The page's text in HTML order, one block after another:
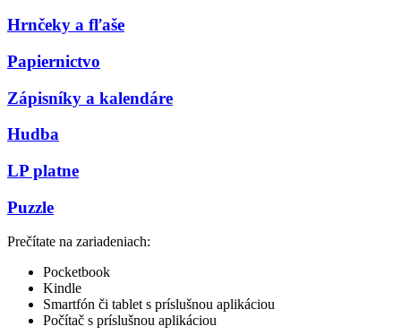
Hrnčeky a fľaše
Papiernictvo
Zápisníky a kalendáre
Hudba
LP platne
Puzzle
Prečítate na zariadeniach:
Pocketbook
Kindle
Smartfón či tablet s príslušnou aplikáciou
Počítač s príslušnou aplikáciou